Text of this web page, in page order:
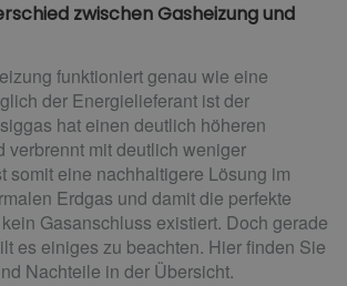
zwischen Gasheizung und
funktioniert genau wie eine
der Energielieferant ist der
hat einen deutlich höheren
verbrennt mit deutlich weniger
somit eine nachhaltigere Lösung im
Erdgas und damit die perfekte
Gasanschluss existiert. Doch gerade
es einiges zu beachten. Hier finden Sie
Nachteile in der Übersicht.